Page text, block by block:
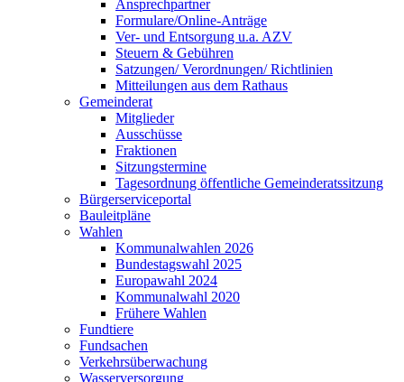
Ansprechpartner
Formulare/Online-Anträge
Ver- und Entsorgung u.a. AZV
Steuern & Gebühren
Satzungen/ Verordnungen/ Richtlinien
Mitteilungen aus dem Rathaus
Gemeinderat
Mitglieder
Ausschüsse
Fraktionen
Sitzungstermine
Tagesordnung öffentliche Gemeinderatssitzung
Bürgerserviceportal
Bauleitpläne
Wahlen
Kommunalwahlen 2026
Bundestagswahl 2025
Europawahl 2024
Kommunalwahl 2020
Frühere Wahlen
Fundtiere
Fundsachen
Verkehrsüberwachung
Wasserversorgung